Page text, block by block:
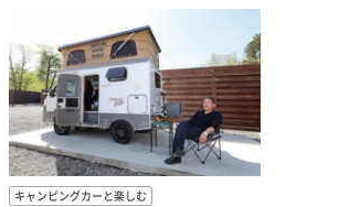
キャンピングカーと楽しむ